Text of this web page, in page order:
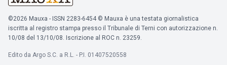
©2026 Mauxa - ISSN 2283-6454 © Mauxa è una testata giornalistica
iscritta al registro stampa presso il Tribunale di Terni con autorizzazione n.
10/08 del 13/10/08. Iscrizione al ROC n. 23259.
Edito da Argo S.C. a R.L. - P.I. 01407520558